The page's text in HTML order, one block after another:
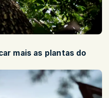
mais as plantas do